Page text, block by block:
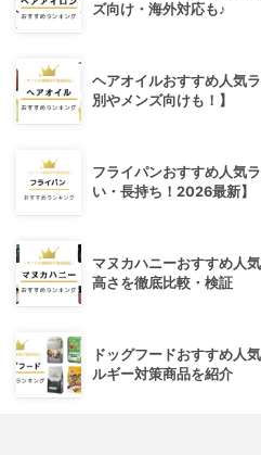
ズ向け・海外対応も♪
ヘアオイルおすすめ人気
別やメンズ向けも！】
フライパンおすすめ人気
い・長持ち！2026最新】
マヌカハニーおすすめ人
高さを徹底比較・検証
ドッグフードおすすめ人
ルギー対策商品を紹介